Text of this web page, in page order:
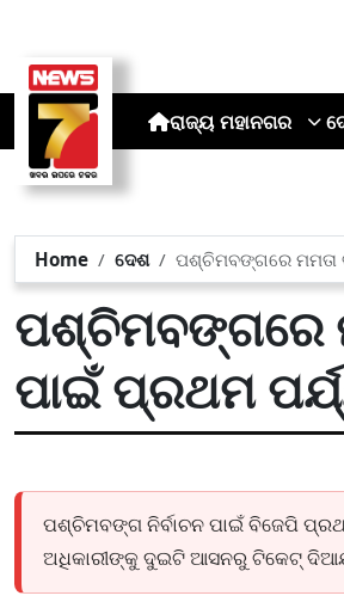
ରାଜ୍ୟ ମହାନଗର
Home ଦେଶ ପଶ୍ଚିମବଙ୍ଗରେ ମମତା
ପଶ୍ଚିମବଙ୍ଗରେ
ପାଇଁ ପ୍ରଥମ
ପଶ୍ଚିମବଙ୍ଗ ନିର୍ବାଚନ ପାଇଁ ବିଜେପି
ଅଧିକାରୀଙ୍କୁ ଦୁଇଟି ଆସନରୁ ଟିକେଟ୍